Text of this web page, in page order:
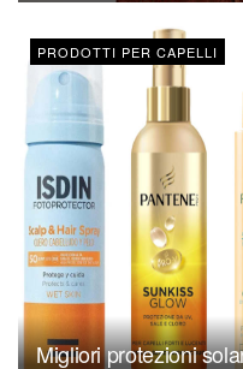
PRODOTTI PER CAPELLI
Migliori protezioni